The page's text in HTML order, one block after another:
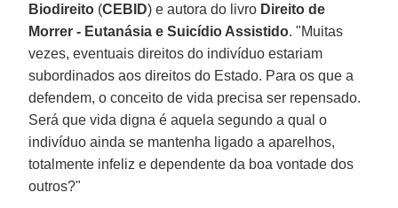
Biodireito (CEBID) e autora do livro Direito de
Morrer - Eutanásia e Suicídio Assistido. "Muitas
vezes, eventuais direitos do indivíduo estariam
subordinados aos direitos do Estado. Para os que a
defendem, o conceito de vida precisa ser repensado.
Será que vida digna é aquela segundo a qual o
indivíduo ainda se mantenha ligado a aparelhos,
totalmente infeliz e dependente da boa vontade dos
outros?"